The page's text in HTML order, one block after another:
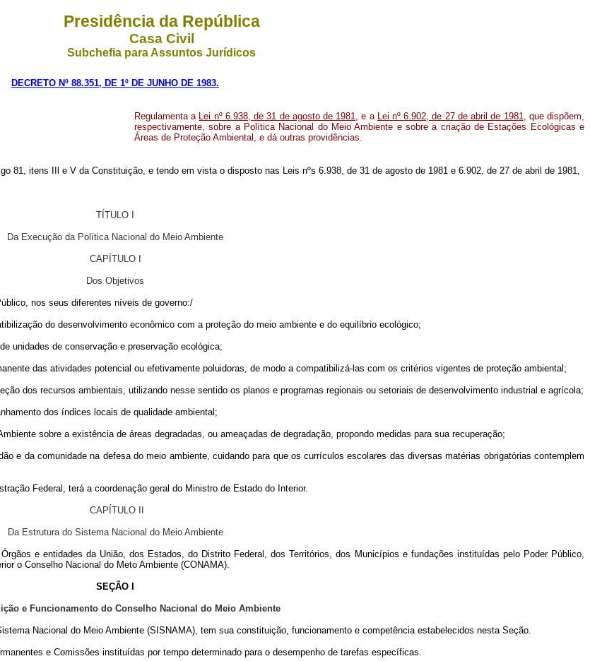
Presidência da República
Casa Civil
Subchefia para Assuntos Jurídicos
DECRETO Nº 88.351, DE 1º DE JUNHO DE 1983.
Regulamenta a Lei nº 6.938, de 31 de agosto de 1981, e a Lei nº 6.902, de 27 de abril de 1981, que dispõem,
respectivamente, sobre a Política Nacional do Meio Ambiente e sobre a criação de Estações Ecológicas e
Áreas de Proteção Ambiental, e dá outras providências.
81, itens IIl e V da Constituição, e tendo em vista o disposto nas Leis nºs 6.938, de 31 de agosto de 1981 e 6.902, de 27 de abril de 1981,
TÍTULO I
Da Execução da Política Nacional do Meio Ambiente
CAPÍTULO I
Dos Objetivos
nos seus diferentes níveis de governo:/
do desenvolvimento econômico com a proteção do meio ambiente e do equilíbrio ecológico;
unidades de conservação e preservação ecológica;
das atividades potencial ou efetivamente poluidoras, de modo a compatibilizá-las com os critérios vigentes de proteção ambiental;
dos recursos ambientais, utilizando nesse sentido os planos e programas regionais ou setoriais de desenvolvimento industrial e agrícola;
dos índices locais de qualidade ambiental;
sobre a existência de áreas degradadas, ou ameaçadas de degradação, propondo medidas para sua recuperação;
e da comunidade na defesa do meio ambiente, cuidando para que os currículos escolares das diversas matérias obrigatórias contemplem
Federal, terá a coordenação geral do Ministro de Estado do Interior.
CAPÍTULO II
Da Estrutura do Sistema Nacional do Meio Ambiente
e entidades da União, dos Estados, do Distrito Federal, dos Territórios, dos Municípios e fundações instituídas pelo Poder Público,
o Conselho Nacional do Meto Ambiente (CONAMA).
SEÇÃO I
e Funcionamento do Conselho Nacional do Meio Ambiente
Nacional do Meio Ambiente (SISNAMA), tem sua constituição, funcionamento e competência estabelecidos nesta Seção.
e Comissões instituídas por tempo determinado para o desempenho de tarefas específicas.